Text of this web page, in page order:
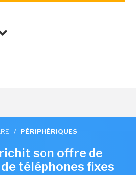
/ PÉRIPHÉRIQUES
son offre de
téléphones fixes